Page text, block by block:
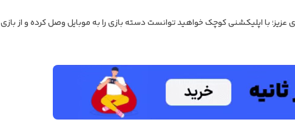
عزیز؛ با اپلیکشنی کوچک خواهید توانست دسته بازی را به موبایل وصل کرده و از بازی